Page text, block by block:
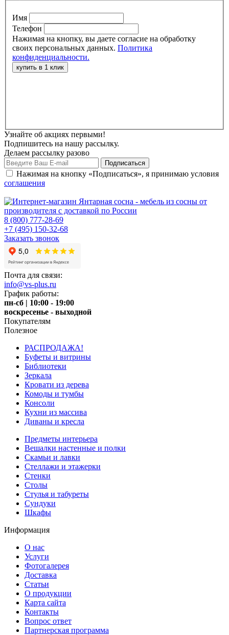
Имя
Телефон
Нажимая на кнопку, вы даете согласие на обработку
своих персональных данных. Политика
конфиденциальности.
Узнайте об акциях первыми!
Подпишитесь на нашу рассылку.
Делаем рассылку разово
Нажимая на кнопку «Подписаться», я принимаю условия
соглашения
8 (800) 777-28-69
+7 (495) 150-32-68
Заказать звонок
Почта для связи:
info@vs-plus.ru
График работы:
пн-сб | 10:00 - 19:00
воскресенье - выходной
Покупателям
Полезное
РАСПРОДАЖА!
Буфеты и витрины
Библиотеки
Зеркала
Кровати из дерева
Комоды и тумбы
Консоли
Кухни из массива
Диваны и кресла
Предметы интерьера
Вешалки настенные и полки
Скамьи и лавки
Стеллажи и этажерки
Стенки
Столы
Стулья и табуреты
Сундуки
Шкафы
Информация
О нас
Услуги
Фотогалерея
Доставка
Статьи
О продукции
Карта сайта
Контакты
Вопрос ответ
Партнерская программа